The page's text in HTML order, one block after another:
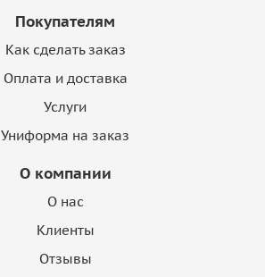
Покупателям
Как сделать заказ
Оплата и доставка
Услуги
Униформа на заказ
О компании
О нас
Клиенты
Отзывы